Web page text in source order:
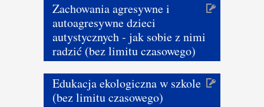
Zachowania agresywne i
autoagresywne dzieci
autystycznych - jak sobie z nimi
radzić (bez limitu czasowego)
Edukacja ekologiczna w szkole
(bez limitu czasowego)